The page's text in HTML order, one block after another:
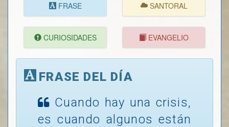
FRASE SANTORAL
CURIOSIDADES EVANGELIO
FRASE DEL DÍA
Cuando hay una crisis,
es cuando algunos están